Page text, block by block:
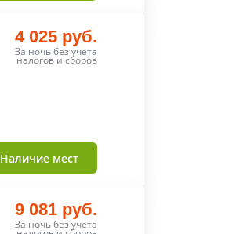
4 025 руб.
За ночь без учета
налогов и сборов
Наличие мест
9 081 руб.
За ночь без учета